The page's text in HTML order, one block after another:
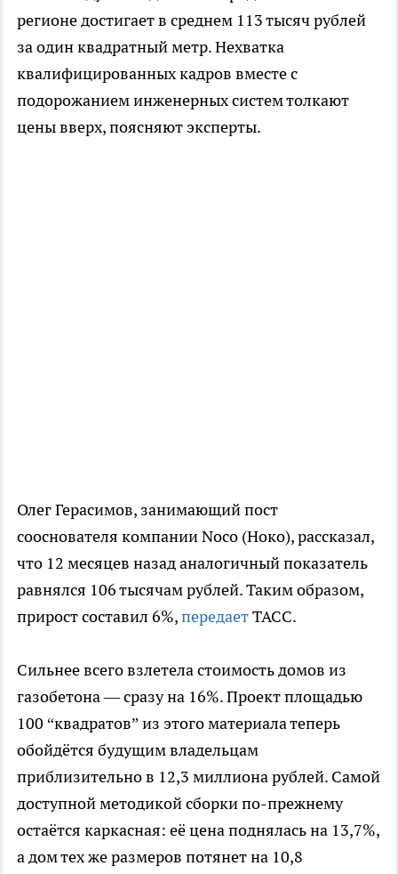
регионе достигает в среднем 113 тысяч рублей
за один квадратный метр. Нехватка
квалифицированных кадров вместе с
подорожанием инженерных систем толкают
цены вверх, поясняют эксперты.
Олег Герасимов, занимающий пост
сооснователя компании Noco (Ноко), рассказал,
что 12 месяцев назад аналогичный показатель
равнялся 106 тысячам рублей. Таким образом,
прирост составил 6%,передаетТАСС.
Сильнее всего взлетела стоимость домов из
газобетона — сразу на 16%. Проект площадью
100 “квадратов” из этого материала теперь
обойдётся будущим владельцам
приблизительно в 12,3 миллиона рублей. Самой
доступной методикой сборки по-прежнему
остаётся каркасная: её цена поднялась на 13,7%,
а дом тех же размеров потянет на 10,8